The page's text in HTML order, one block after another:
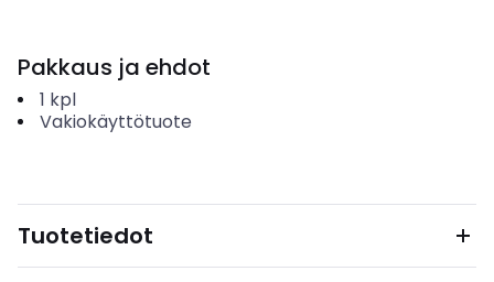
Pakkaus ja ehdot
1 kpl
Vakiokäyttötuote
Tuotetiedot